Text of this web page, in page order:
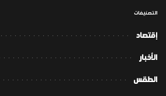
التصنيفات
إقتصاد
الأخبار
الطقس